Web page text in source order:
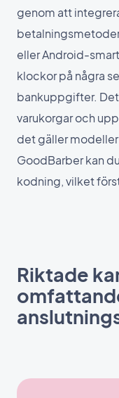
genom att
eller Android-
klockor på några
bankuppgifter.
varukorgar och
det gäller
GoodBarber kan
kodning, vilket
Riktade